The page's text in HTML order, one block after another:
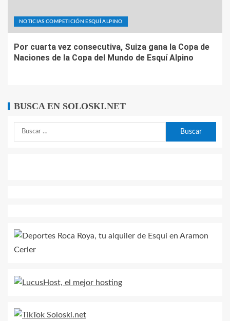
NOTICIAS COMPETICIÓN ESQUÍ ALPINO
Por cuarta vez consecutiva, Suiza gana la Copa de
Naciones de la Copa del Mundo de Esquí Alpino
BUSCA EN SOLOSKI.NET